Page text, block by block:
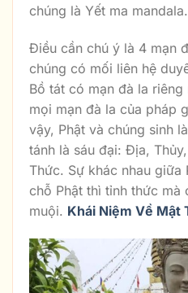
chúng là Yết ma mandala.
Điều cần chú ý là 4 mạn
chúng có mối liên hệ
Bồ tát có mạn đà la
mọi mạn đà la của pháp
vậy, Phật và chúng sinh
tánh là sáu đại: Địa,
Thức. Sự khác nhau giữa
chỗ Phật thì tỉnh thức mà
muội. Khái Niệm Về Mật